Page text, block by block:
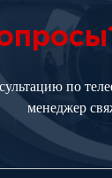
по
менеджер